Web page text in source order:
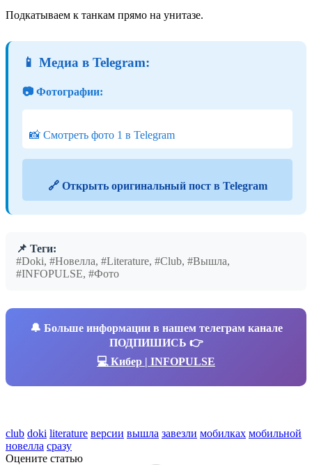
Подкатываем к танкам прямо на унитазе.
📱 Медиа в Telegram:
📷 Фотографии:
📸 Смотреть фото 1 в Telegram
🔗 Открыть оригинальный пост в Telegram
📌 Теги:
#Doki, #Новелла, #Literature, #Club, #Вышла,
#INFOPULSE, #Фото
🔔 Больше информации в нашем телеграм канале
ПОДПИШИСЬ 👉
💻 Кибер | INFOPULSE
club doki literature версии вышла завезли мобилках мобильной
новелла сразу
Оцените статью